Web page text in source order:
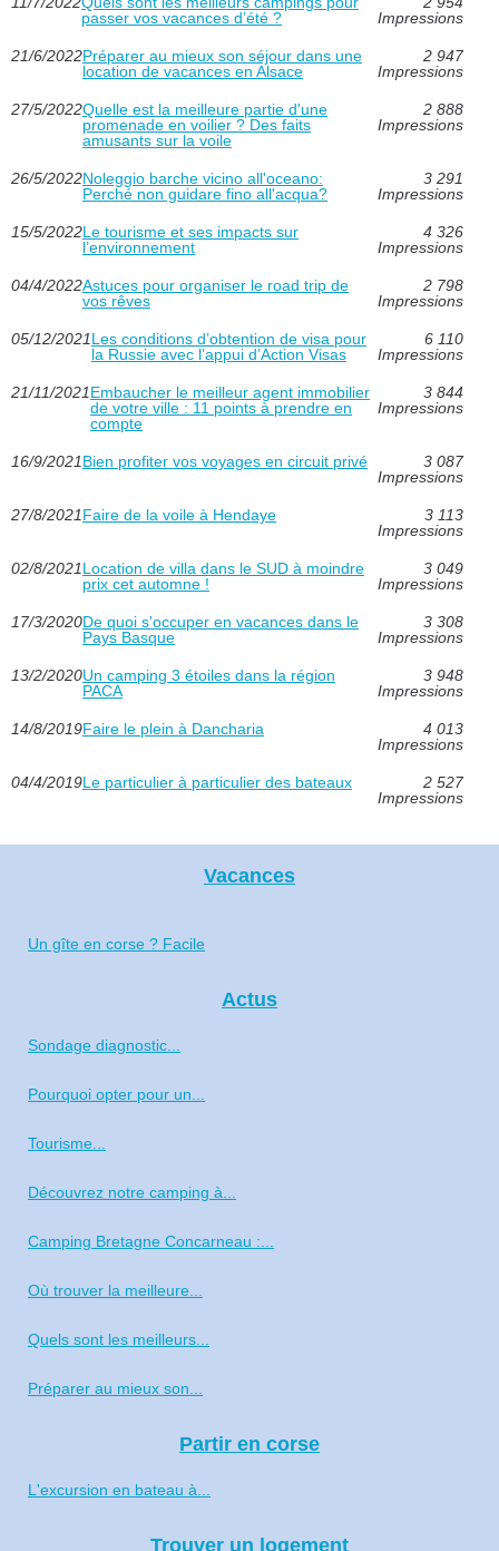
passer vos vacances d’été ?
Impressions
21/6/2022Préparer au mieux son séjour dans une
location de vacances en Alsace
2 947
Impressions
27/5/2022Quelle est la meilleure partie d'une
promenade en voilier ? Des faits
amusants sur la voile
2 888
Impressions
26/5/2022Noleggio barche vicino all'oceano:
Perché non guidare fino all'acqua?
3 291
Impressions
15/5/2022Le tourisme et ses impacts sur
l’environnement
4 326
Impressions
04/4/2022Astuces pour organiser le road trip de
vos rêves
2 798
Impressions
05/12/2021Les conditions d’obtention de visa pour
la Russie avec l’appui d’Action Visas
6 110
Impressions
21/11/2021Embaucher le meilleur agent immobilier
de votre ville : 11 points à prendre en
compte
3 844
Impressions
16/9/2021Bien profiter vos voyages en circuit privé
3 087
Impressions
27/8/2021Faire de la voile à Hendaye
3 113
Impressions
02/8/2021Location de villa dans le SUD à moindre
prix cet automne !
3 049
Impressions
17/3/2020De quoi s'occuper en vacances dans le
Pays Basque
3 308
Impressions
13/2/2020Un camping 3 étoiles dans la région
PACA
3 948
Impressions
14/8/2019Faire le plein à Dancharia
4 013
Impressions
04/4/2019Le particulier à particulier des bateaux
2 527
Impressions
Vacances
Un gîte en corse ? Facile
Actus
Sondage diagnostic...
Pourquoi opter pour un...
Tourisme...
Découvrez notre camping à...
Camping Bretagne Concarneau :...
Où trouver la meilleure...
Quels sont les meilleurs...
Préparer au mieux son...
Partir en corse
L'excursion en bateau à...
Trouver un logement